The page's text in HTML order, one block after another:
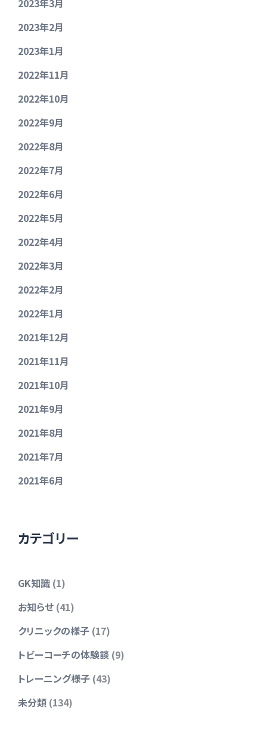
2023年3月
2023年2月
2023年1月
2022年11月
2022年10月
2022年9月
2022年8月
2022年7月
2022年6月
2022年5月
2022年4月
2022年3月
2022年2月
2022年1月
2021年12月
2021年11月
2021年10月
2021年9月
2021年8月
2021年7月
2021年6月
カテゴリー
GK知識 (1)
お知らせ (41)
クリニックの様子 (17)
トビーコーチの体験談 (9)
トレーニング様子 (43)
未分類 (134)